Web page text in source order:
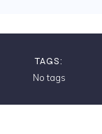
TAGS:
No tags